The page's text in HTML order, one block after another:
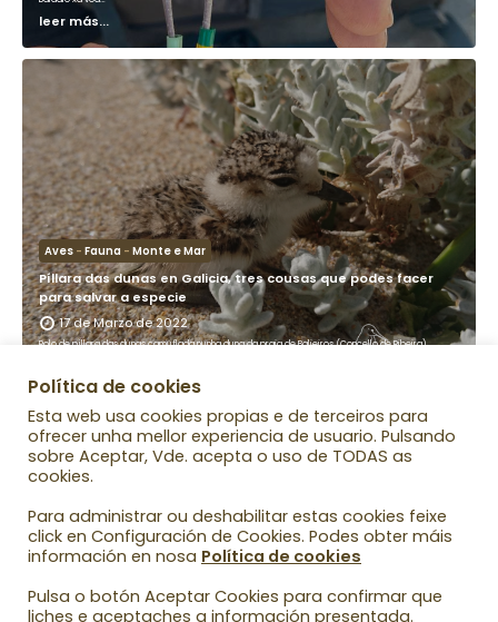
leer más...
Aves - Fauna - Monte e Mar
Píllara das dunas en Galicia, tres cousas que podes facer
para salvar a especie
17 de Marzo de 2022
Polo de píllara das dunas camuflada nunha duna da praia de Balieiros (Concello de Ribeira)
Política de cookies
Esta web usa cookies propias e de terceiros para
ofrecer unha mellor experiencia de usuario. Pulsando
sobre Aceptar, Vde. acepta o uso de TODAS as
cookies.
Para administrar ou deshabilitar estas cookies feixe
click en Configuración de Cookies. Podes obter máis
información en nosa Política de cookies
Pulsa o botón Aceptar Cookies para confirmar que
liches e aceptaches a información presentada.